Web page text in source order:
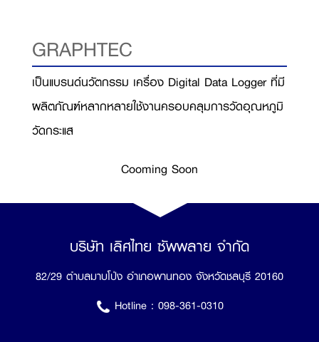
GRAPHTEC
เป็นแบรนด์นวัตกรรม เครื่อง Digital Data Logger ที่มี
ผลิตภัณฑ์หลากหลายใช้งานครอบคลุมการวัดอุณหภูมิ
วัดกระแส
Cooming Soon
บริษัท เลิศไทย ซัพพลาย จำกัด
82/29 ตำบลมาบโป่ง อำเภอพานทอง จังหวัดชลบุรี 20160
Hotline : 098-361-0310